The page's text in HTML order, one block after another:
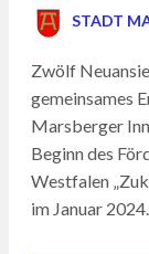
STADT
Zwölf
gemeinsames
Marsberger
Beginn des
Westfalen
im Januar